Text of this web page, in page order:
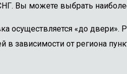
Вы можете выбрать
осуществляется «до
зависимости от региона